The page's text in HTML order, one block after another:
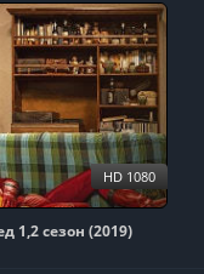
1,2 сезон (2019)
HD 1080